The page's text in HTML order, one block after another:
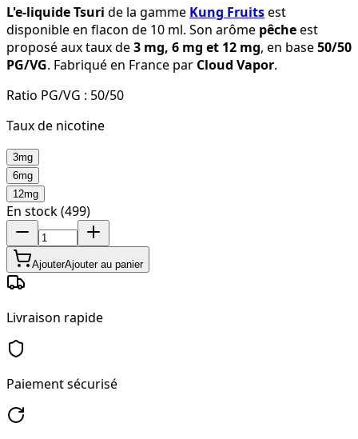
L'e-liquide Tsuri de la gamme Kung Fruitsest
disponible en flacon de 10 ml. Son arôme pêcheest
proposé aux taux de3 mg, 6 mg et 12 mg, en base50/50
PG/VG. Fabriqué en France par Cloud Vapor.
Ratio PG/VG : 50/50
Taux de nicotine
3mg
6mg
12mg
En stock (499)
AjouterAjouter au panier
Livraison rapide
Paiement sécurisé